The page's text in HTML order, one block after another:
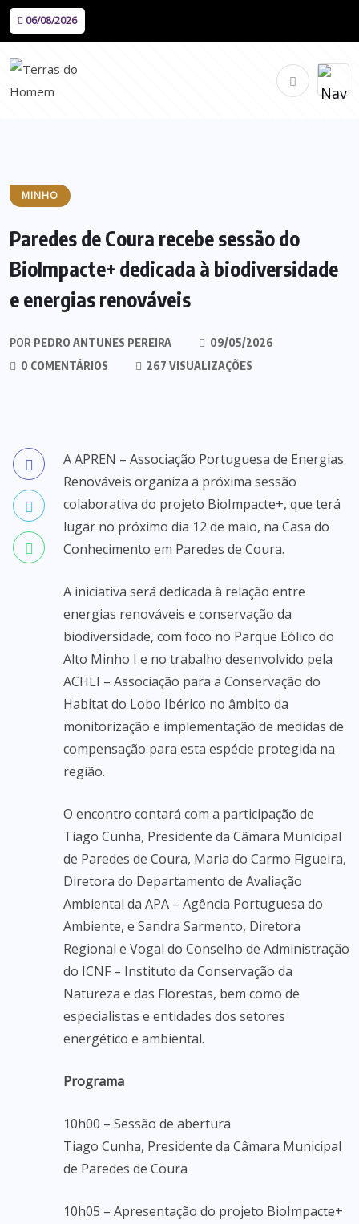
06/08/2026
MINHO
Paredes de Coura recebe sessão do
BioImpacte+ dedicada à biodiversidade
e energias renováveis
POR PEDRO ANTUNES PEREIRA
09/05/2026
0 COMENTÁRIOS
267 VISUALIZAÇÕES
A APREN – Associação Portuguesa de Energias
Renováveis organiza a próxima sessão
colaborativa do projeto BioImpacte+, que terá
lugar no próximo dia 12 de maio, na Casa do
Conhecimento em Paredes de Coura.
A iniciativa será dedicada à relação entre
energias renováveis e conservação da
biodiversidade, com foco no Parque Eólico do
Alto Minho I e no trabalho desenvolvido pela
ACHLI – Associação para a Conservação do
Habitat do Lobo Ibérico no âmbito da
monitorização e implementação de medidas de
compensação para esta espécie protegida na
região.
O encontro contará com a participação de
Tiago Cunha, Presidente da Câmara Municipal
de Paredes de Coura, Maria do Carmo Figueira,
Diretora do Departamento de Avaliação
Ambiental da APA – Agência Portuguesa do
Ambiente, e Sandra Sarmento, Diretora
Regional e Vogal do Conselho de Administração
do ICNF – Instituto da Conservação da
Natureza e das Florestas, bem como de
especialistas e entidades dos setores
energético e ambiental.
Programa
10h00 – Sessão de abertura
Tiago Cunha, Presidente da Câmara Municipal
de Paredes de Coura
10h05 – Apresentação do projeto BioImpacte+